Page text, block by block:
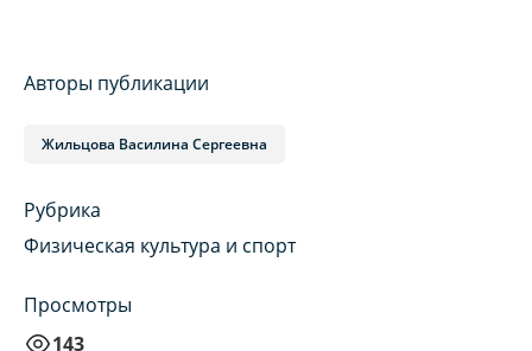
Авторы публикации
Жильцова Василина Сергеевна
Рубрика
Физическая культура и спорт
Просмотры
143